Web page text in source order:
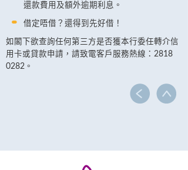
還款費用及額外逾期利息。
借定唔借？還得到先好借！
如閣下欲查詢任何第三方是否獲本行委任轉介信
用卡或貸款申請，請致電客戶服務熱線：2818
0282。